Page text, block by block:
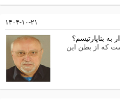
۱۴۰۴-۱۰-۲۱
به بناپارتیسم؟
که از بطن این